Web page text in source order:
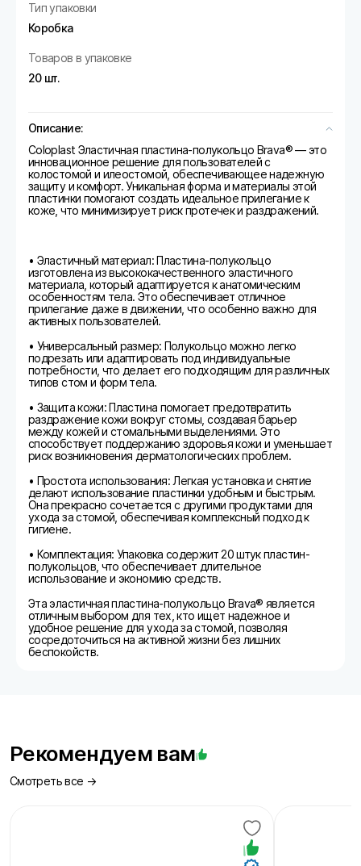
Тип упаковки
Коробка
Товаров в упаковке
20 шт.
Описание:
Coloplast Эластичная пластина-полукольцо Brava® — это
инновационное решение для пользователей с
колостомой и илеостомой, обеспечивающее надежную
защиту и комфорт. Уникальная форма и материалы этой
пластинки помогают создать идеальное прилегание к
коже, что минимизирует риск протечек и раздражений.
• Эластичный материал: Пластина-полукольцо
изготовлена из высококачественного эластичного
материала, который адаптируется к анатомическим
особенностям тела. Это обеспечивает отличное
прилегание даже в движении, что особенно важно для
активных пользователей.
• Универсальный размер: Полукольцо можно легко
подрезать или адаптировать под индивидуальные
потребности, что делает его подходящим для различных
типов стом и форм тела.
• Защита кожи: Пластина помогает предотвратить
раздражение кожи вокруг стомы, создавая барьер
между кожей и стомальными выделениями. Это
способствует поддержанию здоровья кожи и уменьшает
риск возникновения дерматологических проблем.
• Простота использования: Легкая установка и снятие
делают использование пластинки удобным и быстрым.
Она прекрасно сочетается с другими продуктами для
ухода за стомой, обеспечивая комплексный подход к
гигиене.
• Комплектация: Упаковка содержит 20 штук пластин-
полукольцов, что обеспечивает длительное
использование и экономию средств.
Эта эластичная пластина-полукольцо Brava® является
отличным выбором для тех, кто ищет надежное и
удобное решение для ухода за стомой, позволяя
сосредоточиться на активной жизни без лишних
беспокойств.
Рекомендуем вам
Смотреть все →